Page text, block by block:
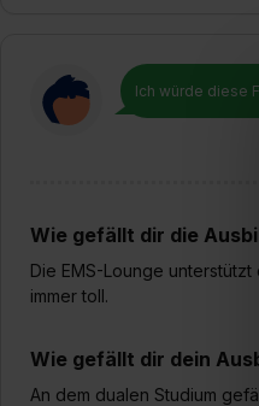
Ich würde diese
Wie gefällt dir die
Die EMS-Lounge
immer toll.
Wie gefällt dir dein
An dem dualen Studium